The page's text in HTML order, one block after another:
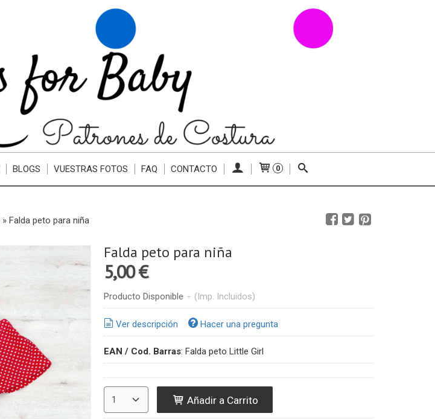
BLOGS VUESTRAS FOTOS FAQ CONTACTO 0
» Falda peto para niña
Falda peto para niña
5,00 €
Producto Disponible - (Imp. Incluidos)
Ver descripción Hacer una pregunta
EAN / Cod. Barras: Falda peto Little Girl
Añadir a Carrito